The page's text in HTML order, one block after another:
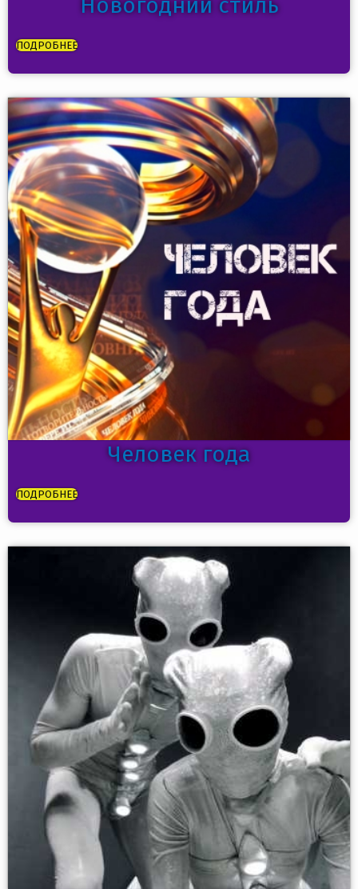
Новогодний стиль
ПОДРОБНЕЕ
Человек года
ПОДРОБНЕЕ